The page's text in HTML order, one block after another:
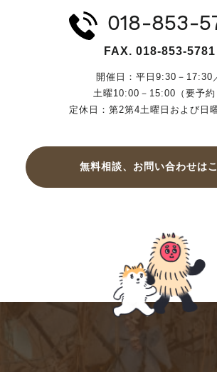
018-853-
FAX. 018-853-5781
開催日：平日9:30－17:30
土曜10:00－15:00（要予約
定休日：第2第4土曜日および日
無料相談、お問い合わせは